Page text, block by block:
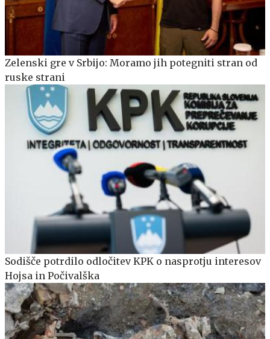
Zelenski gre v Srbijo: Moramo jih potegniti stran od
ruske strani
Sodišče potrdilo odločitev KPK o nasprotju interesov
Hojsa in Počivalška